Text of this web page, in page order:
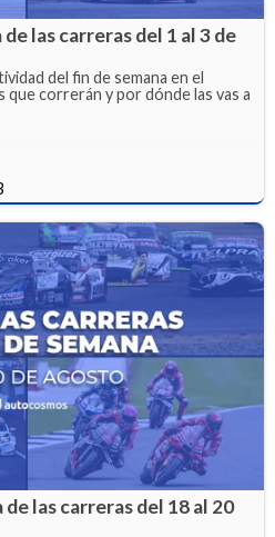
las carreras del 1 al 3 de
del fin de semana en el
correrán y por dónde las vas a
de las carreras del 18 al 20